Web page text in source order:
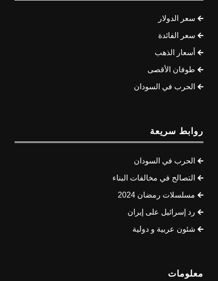
سعر الدولار
سعر الفائدة
أسعار الذهب
طوفان الأقصى
الحرب في السودان
روابط سريعة
الحرب في السودان
التصالح في مخالفات البناء
مسلسلات رمضان 2024
رد إسرائيل على إيران
شئون عربية و دولية
معلومات